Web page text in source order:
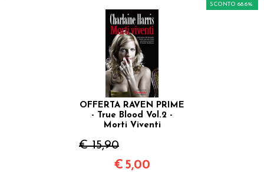
OFFERTA RAVEN PRIME
- True Blood Vol.2 -
Morti Viventi
€ 15,90
SCONTO 68.6%
€ 5,00